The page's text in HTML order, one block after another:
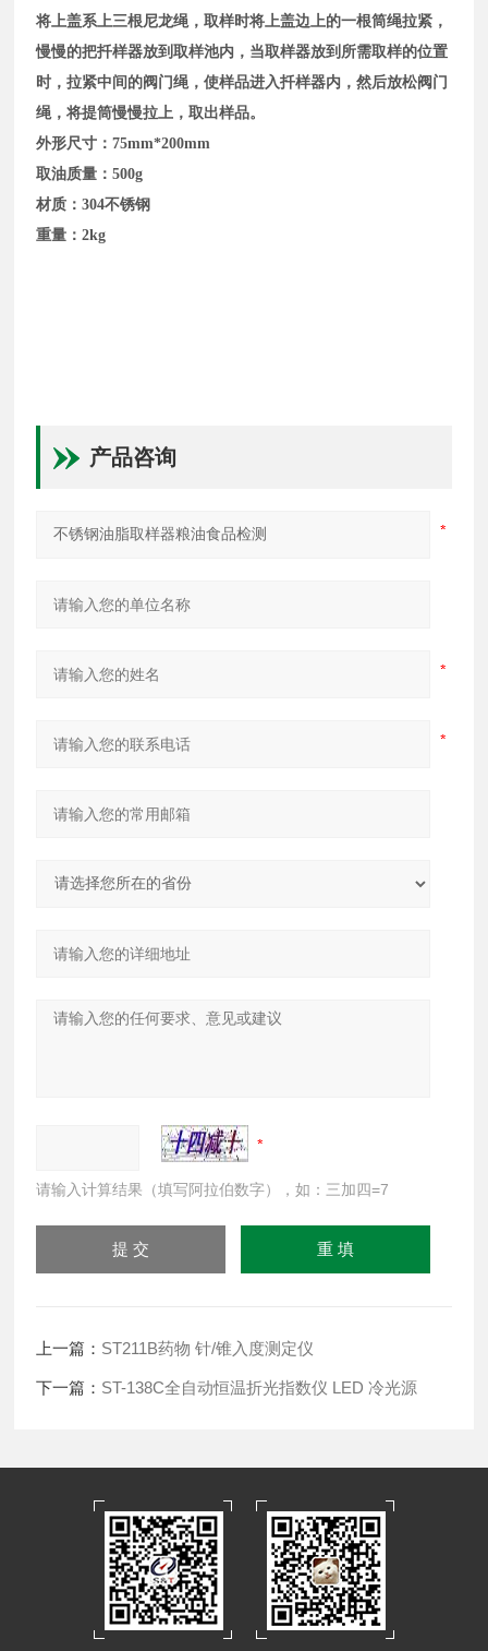
将上盖系上三根尼龙绳，取样时将上盖边上的一根筒绳拉紧，
慢慢的把扦样器放到取样池内，当取样器放到所需取样的位置
时，拉紧中间的阀门绳，使样品进入扦样器内，然后放松阀门
绳，将提筒慢慢拉上，取出样品。
外形尺寸：75mm*200mm
取油质量：500g
材质：304不锈钢
重量：2kg
产品咨询
请输入计算结果（填写阿拉伯数字），如：三加四=7
上一篇： ST211B药物 针/锥入度测定仪
下一篇： ST-138C全自动恒温折光指数仪 LED 冷光源